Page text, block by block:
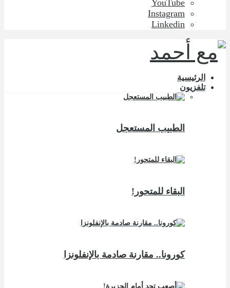
YouTube
Instagram
Linkedin
الرئيسية
تلفزيون
الطبيب المستعجل
البقاء للمتحور!
كورونا.. مقارنة صادمة بالإنفلونزا